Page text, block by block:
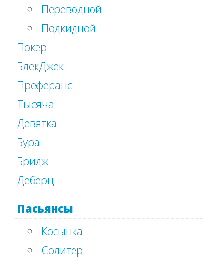
Переводной
Подкидной
Покер
БлекДжек
Преферанс
Тысяча
Девятка
Бура
Бридж
Деберц
Пасьянсы
Косынка
Солитер